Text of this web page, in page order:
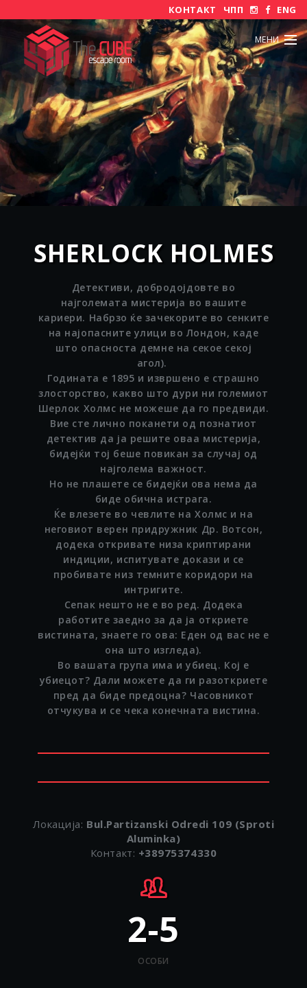
ENG
ЧПП
КОНТАКТ
МЕНИ
SHERLOCK HOLMES
Детективи, добродојдовте во
најголемата мистерија во вашите
кариери. Набрзо ќе зачекорите во сенките
на најопасните улици во Лондон, каде
што опасноста демне на секое секој
агол).
Годината е 1895 и извршено е страшно
злосторство, какво што дури ни големиот
Шерлок Холмс не можеше да го предвиди.
Вие сте лично поканети од познатиот
детектив да ја решите оваа мистерија,
бидејќи тој беше повикан за случај од
најголема важност.
Но не плашете се бидејќи ова нема да
биде обична истрага.
Ќе влезете во чевлите на Холмс и на
неговиот верен придружник Др. Вотсон,
додека откривате низа криптирани
индиции, испитувате докази и се
пробивате низ темните коридори на
интригите.
Сепак нешто не е во ред. Додека
работите заедно за да ја откриете
вистината, знаете го ова: Еден од вас не е
она што изгледа).
Во вашата група има и убиец. Кој е
убиецот? Дали можете да ги разоткриете
пред да биде предоцна? Часовникот
отчукува и се чека конечната вистина.
Локација: Bul.Partizanski Odredi 109 (Sproti
Aluminka)
Контакт: +38975374330
2-5
ОСОБИ